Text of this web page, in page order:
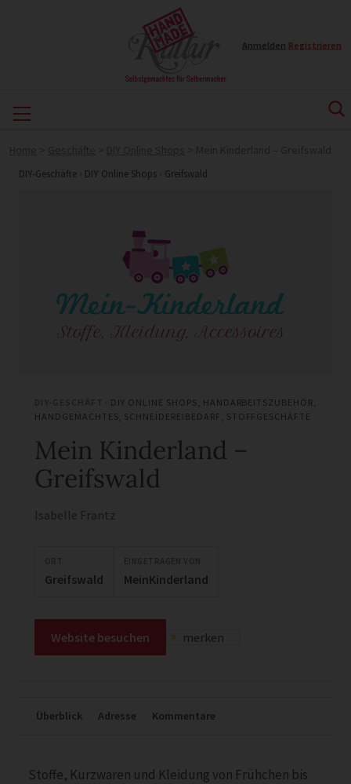
Anmelden Registrieren
DIY-Geschäfte DIY Online Shops Greifswald
DIY ONLINE SHOPS HANDARBEITSZUBEHÖR
HANDGEMACHTES SCHNEIDEREIBEDARF STOFFGESCHÄFTE
Mein Kinderland –
Greifswald
Isabelle Frantz
Greifswald MeinKinderland
Website besuchen merken
Überblick Adresse Kommentare
Stoffe, Kurzwaren und Kleidung von Frühchen bis